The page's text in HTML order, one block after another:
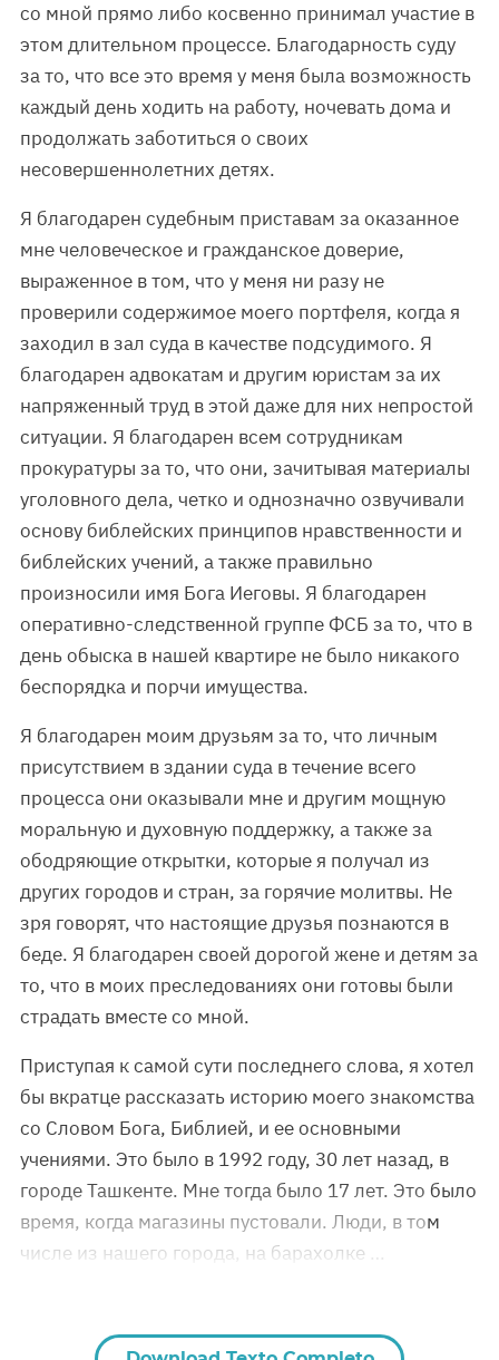
со мной прямо либо косвенно принимал участие в
этом длительном процессе. Благодарность суду
за то, что все это время у меня была возможность
каждый день ходить на работу, ночевать дома и
продолжать заботиться о своих
несовершеннолетних детях.
Я благодарен судебным приставам за оказанное
мне человеческое и гражданское доверие,
выраженное в том, что у меня ни разу не
проверили содержимое моего портфеля, когда я
заходил в зал суда в качестве подсудимого. Я
благодарен адвокатам и другим юристам за их
напряженный труд в этой даже для них непростой
ситуации. Я благодарен всем сотрудникам
прокуратуры за то, что они, зачитывая материалы
уголовного дела, четко и однозначно озвучивали
основу библейских принципов нравственности и
библейских учений, а также правильно
произносили имя Бога Иеговы. Я благодарен
оперативно-следственной группе ФСБ за то, что в
день обыска в нашей квартире не было никакого
беспорядка и порчи имущества.
Я благодарен моим друзьям за то, что личным
присутствием в здании суда в течение всего
процесса они оказывали мне и другим мощную
моральную и духовную поддержку, а также за
ободряющие открытки, которые я получал из
других городов и стран, за горячие молитвы. Не
зря говорят, что настоящие друзья познаются в
беде. Я благодарен своей дорогой жене и детям за
то, что в моих преследованиях они готовы были
страдать вместе со мной.
Приступая к самой сути последнего слова, я хотел
бы вкратце рассказать историю моего знакомства
со Словом Бога, Библией, и ее основными
учениями. Это было в 1992 году, 30 лет назад, в
городе Ташкенте. Мне тогда было 17 лет. Это было
время, когда магазины пустовали. Люди, в том
числе из нашего города, на барахолке …